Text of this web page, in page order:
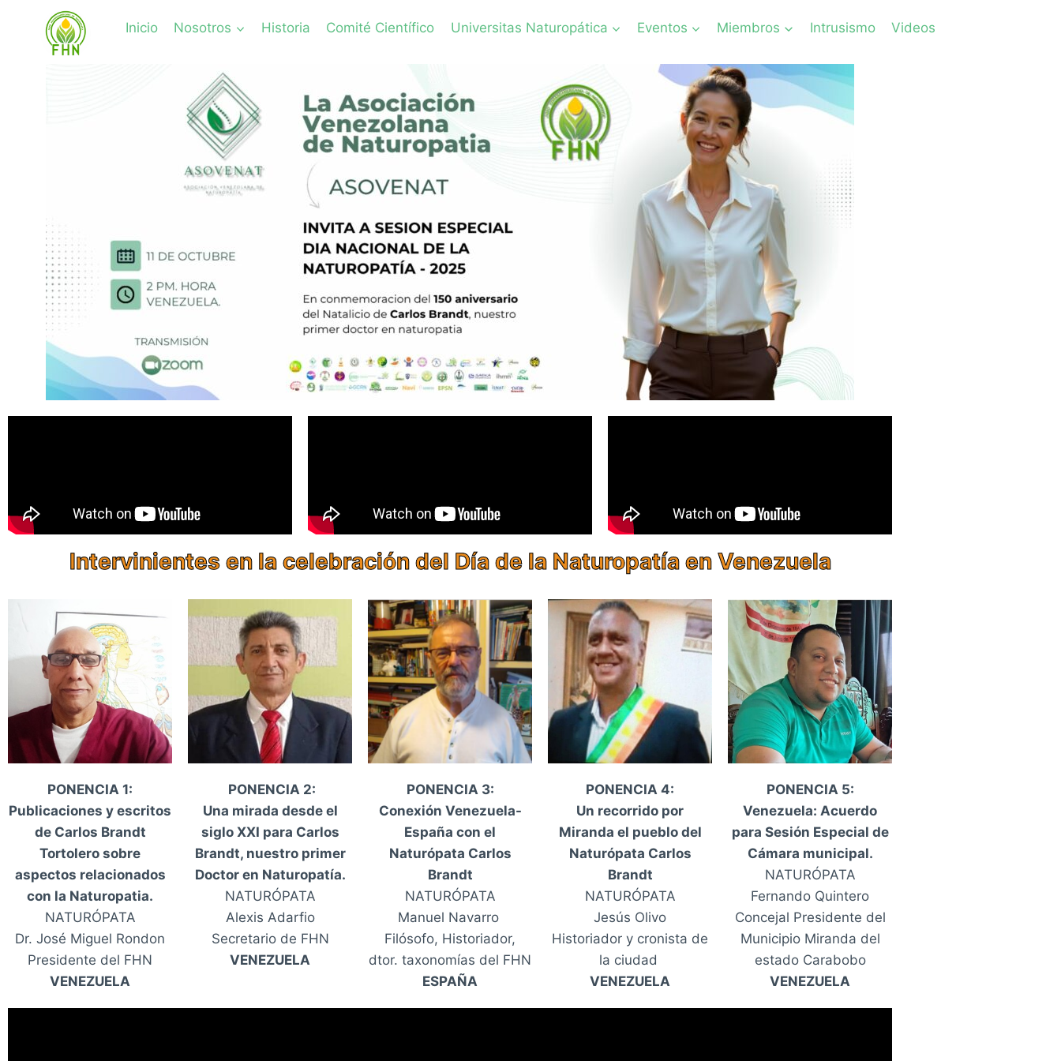
Inicio Nosotros Historia Comité Científico Universitas Naturopática Eventos Miembros Intrusismo Videos
Intervinientes en la celebración del Día de la Naturopatía en Venezuela
PONENCIA 1:
Publicaciones y escritos
de Carlos Brandt
Tortolero sobre
aspectos relacionados
con la Naturopatia.
NATURÓPATA
Dr. José Miguel Rondon
Presidente del FHN
VENEZUELA
PONENCIA 2:
Una mirada desde el
siglo XXI para Carlos
Brandt, nuestro primer
Doctor en Naturopatía.
NATURÓPATA
Alexis Adarfio
Secretario de FHN
VENEZUELA
PONENCIA 3:
Conexión Venezuela-
España con el
Naturópata Carlos
Brandt
NATURÓPATA
Manuel Navarro
Filósofo, Historiador,
dtor. taxonomías del FHN
ESPAÑA
PONENCIA 4:
Un recorrido por
Miranda el pueblo del
Naturópata Carlos
Brandt
NATURÓPATA
Jesús Olivo
Historiador y cronista de
la ciudad
VENEZUELA
PONENCIA 5:
Venezuela: Acuerdo
para Sesión Especial de
Cámara municipal.
NATURÓPATA
Fernando Quintero
Concejal Presidente del
Municipio Miranda del
estado Carabobo
VENEZUELA